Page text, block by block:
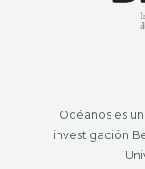
Océanos es
investigación